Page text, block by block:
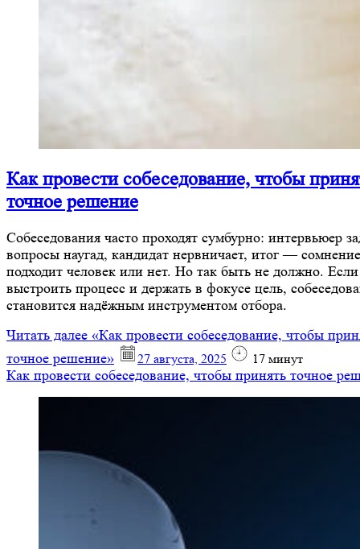
Как провести собеседование, чтобы
точное решение
Собеседования часто проходят сумбурно: интервьюер
вопросы наугад, кандидат нервничает, итог —
подходит человек или нет. Но так быть не должно. Если
выстроить процесс и держать в фокусе цель,
становится надёжным инструментом отбора.
Читать далее «Как провести собеседование, чтобы
точное решение»
27 августа, 2025 17 минут
Как провести собеседование, чтобы принять точное